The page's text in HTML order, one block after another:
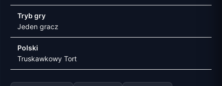
Tryb gry
Jeden gracz
Polski
Truskawkowy Tort